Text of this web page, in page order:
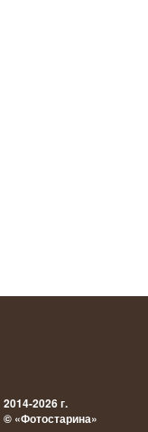
2014-2026 г.
© «Фотостарина»